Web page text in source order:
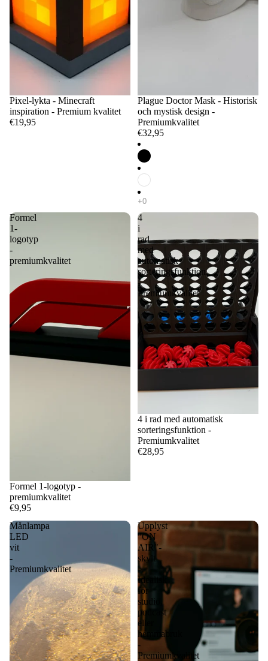
Pixel-lykta - Minecraft
inspiration - Premium kvalitet
€19,95
Plague Doctor Mask - Historisk
och mystisk design -
Premiumkvalitet
€32,95
Formel
1-
logotyp
-
premiumkvalitet
Formel 1-logotyp -
premiumkvalitet
€9,95
4
i
rad
med
automatisk
sorteringsfunktion
-
Premiumkvalitet
4 i rad med automatisk
sorteringsfunktion -
Premiumkvalitet
€28,95
Månlampa
LED
vit
-
Premiumkvalitet
Upplyst
"ON
AIR"-
skylt
-
Idealisk
för
studio,
podcast
eller
hemmabruk
-
Premiumkvalitet